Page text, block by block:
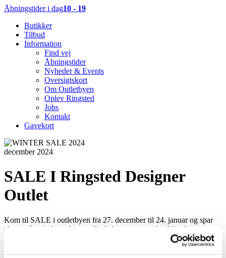
Åbningstider i dag10 - 19
Butikker
Tilbud
Information
Find vej
Åbningstider
Nyheder & Events
Oversigtskort
Om Outletbyen
Oplev Ringsted
Jobs
Kontakt
Gavekort
december 2024
SALE I Ringsted Designer
Outlet
Kom til SALE i outletbyen fra 27. december til 24. januar og spar
ekstra på tusindvis af varer. Outletbyens mange butikker har sat
prisen yderligere ned på outletprisen, så du kan gøre en masse gode